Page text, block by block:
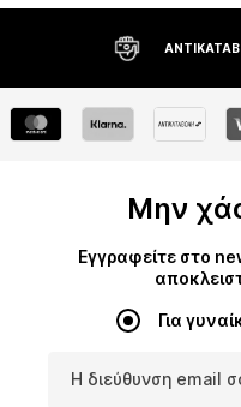
ΑΝΤΙΚΑΤΑΒΟΛΉ
Μην
Εγγραφείτε στο
Για
Η διεύθυνση email